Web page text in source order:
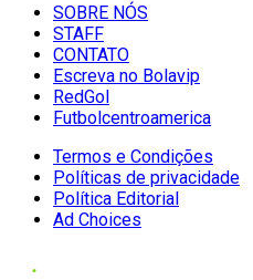
SOBRE NÓS
STAFF
CONTATO
Escreva no Bolavip
RedGol
Futbolcentroamerica
Termos e Condições
Políticas de privacidade
Política Editorial
Ad Choices